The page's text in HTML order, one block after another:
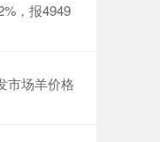
，报4949
市场羊价格